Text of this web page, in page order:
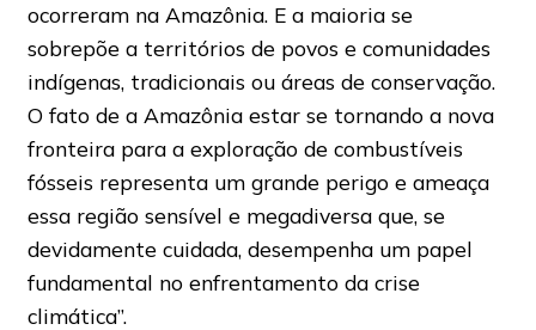
ocorreram na Amazônia. E a maioria se
sobrepõe a territórios de povos e comunidades
indígenas, tradicionais ou áreas de conservação.
O fato de a Amazônia estar se tornando a nova
fronteira para a exploração de combustíveis
fósseis representa um grande perigo e ameaça
essa região sensível e megadiversa que, se
devidamente cuidada, desempenha um papel
fundamental no enfrentamento da crise
climática”.